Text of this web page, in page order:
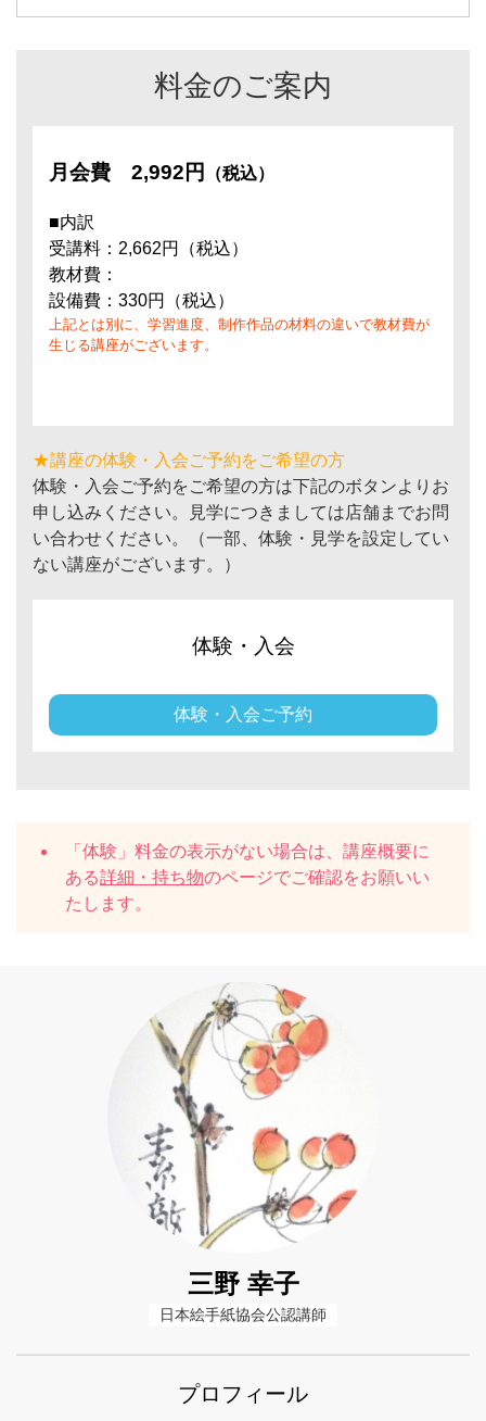
料金のご案内
月会費 2,992円 （税込）
■内訳
受講料：2,662円（税込）
教材費：
設備費：330円（税込）
上記とは別に、学習進度、制作作品の材料の違いで教材費が
生じる講座がございます。
★講座の体験・入会ご予約をご希望の方
体験・入会ご予約をご希望の方は下記のボタンよりお
申し込みください。見学につきましては店舗までお問
い合わせください。（一部、体験・見学を設定してい
ない講座がございます。）
体験・入会
体験・入会ご予約
「体験」料金の表示がない場合は、講座概要に
ある詳細・持ち物のページでご確認をお願いい
たします。
三野 幸子
日本絵手紙協会公認講師
プロフィール